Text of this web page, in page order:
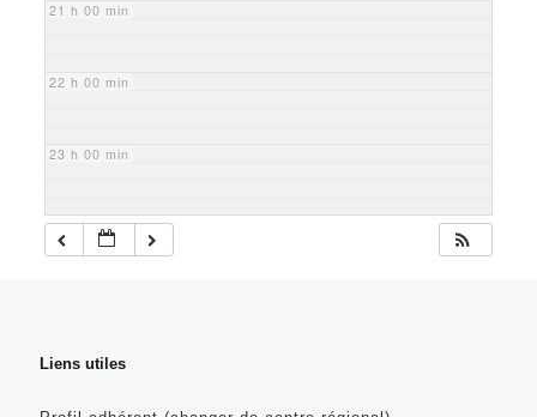
21 h 00 min
22 h 00 min
23 h 00 min
Liens utiles